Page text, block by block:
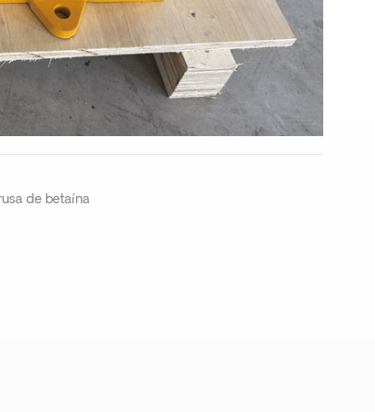
de betaína